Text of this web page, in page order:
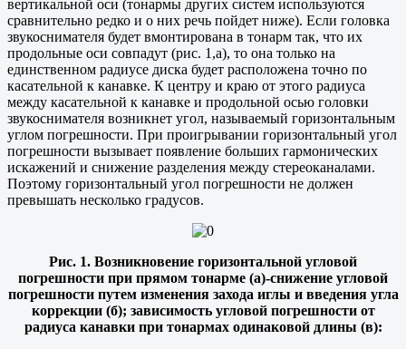
вертикальной оси (тонармы других систем используются
сравнительно редко и о них речь пойдет ниже). Если головка
звукоснимателя будет вмонтирована в тонарм так, что их
продольные оси совпадут (рис. 1,а), то она только на
единственном радиусе диска будет расположена точно по
касательной к канавке. К центру и краю от этого радиуса
между касательной к канавке и продольной осью головки
звукоснимателя возникнет угол, называемый горизонтальным
углом погрешности. При проигрывании горизонтальный угол
погрешности вызывает появление больших гармонических
искажений и снижение разделения между стереоканалами.
Поэтому горизонтальный угол погрешности не должен
превышать несколько градусов.
Рис. 1. Возникновение горизонтальной угловой
погрешности при прямом тонарме (а)-снижение угловой
погрешности путем изменения захода иглы и введения угла
коррекции (б); зависимость угловой погрешности от
радиуса канавки при тонармах одинаковой длины (в):